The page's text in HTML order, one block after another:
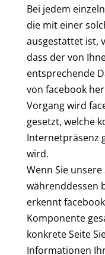
Bei jedem
die mit einer
ausgestattet ist,
dass der von
entsprechende
von facebook
Vorgang wird
gesetzt, welche
Internetpräsenz
wird.
Wenn Sie
währenddessen
erkennt
Komponente
konkrete Seite
Informationen